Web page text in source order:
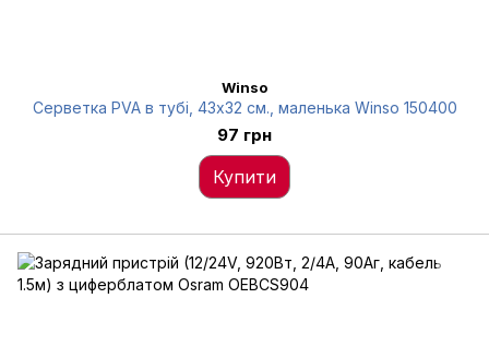
Winso
Серветка PVA в тубі, 43x32 см., маленька Winso 150400
97 грн
Купити